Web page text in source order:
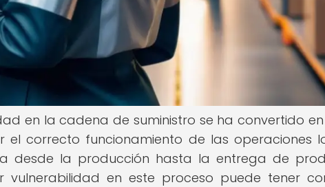
en la cadena de suministro se ha convertido
correcto funcionamiento de las operaciones
desde la producción hasta la entrega de
vulnerabilidad en este proceso puede tener